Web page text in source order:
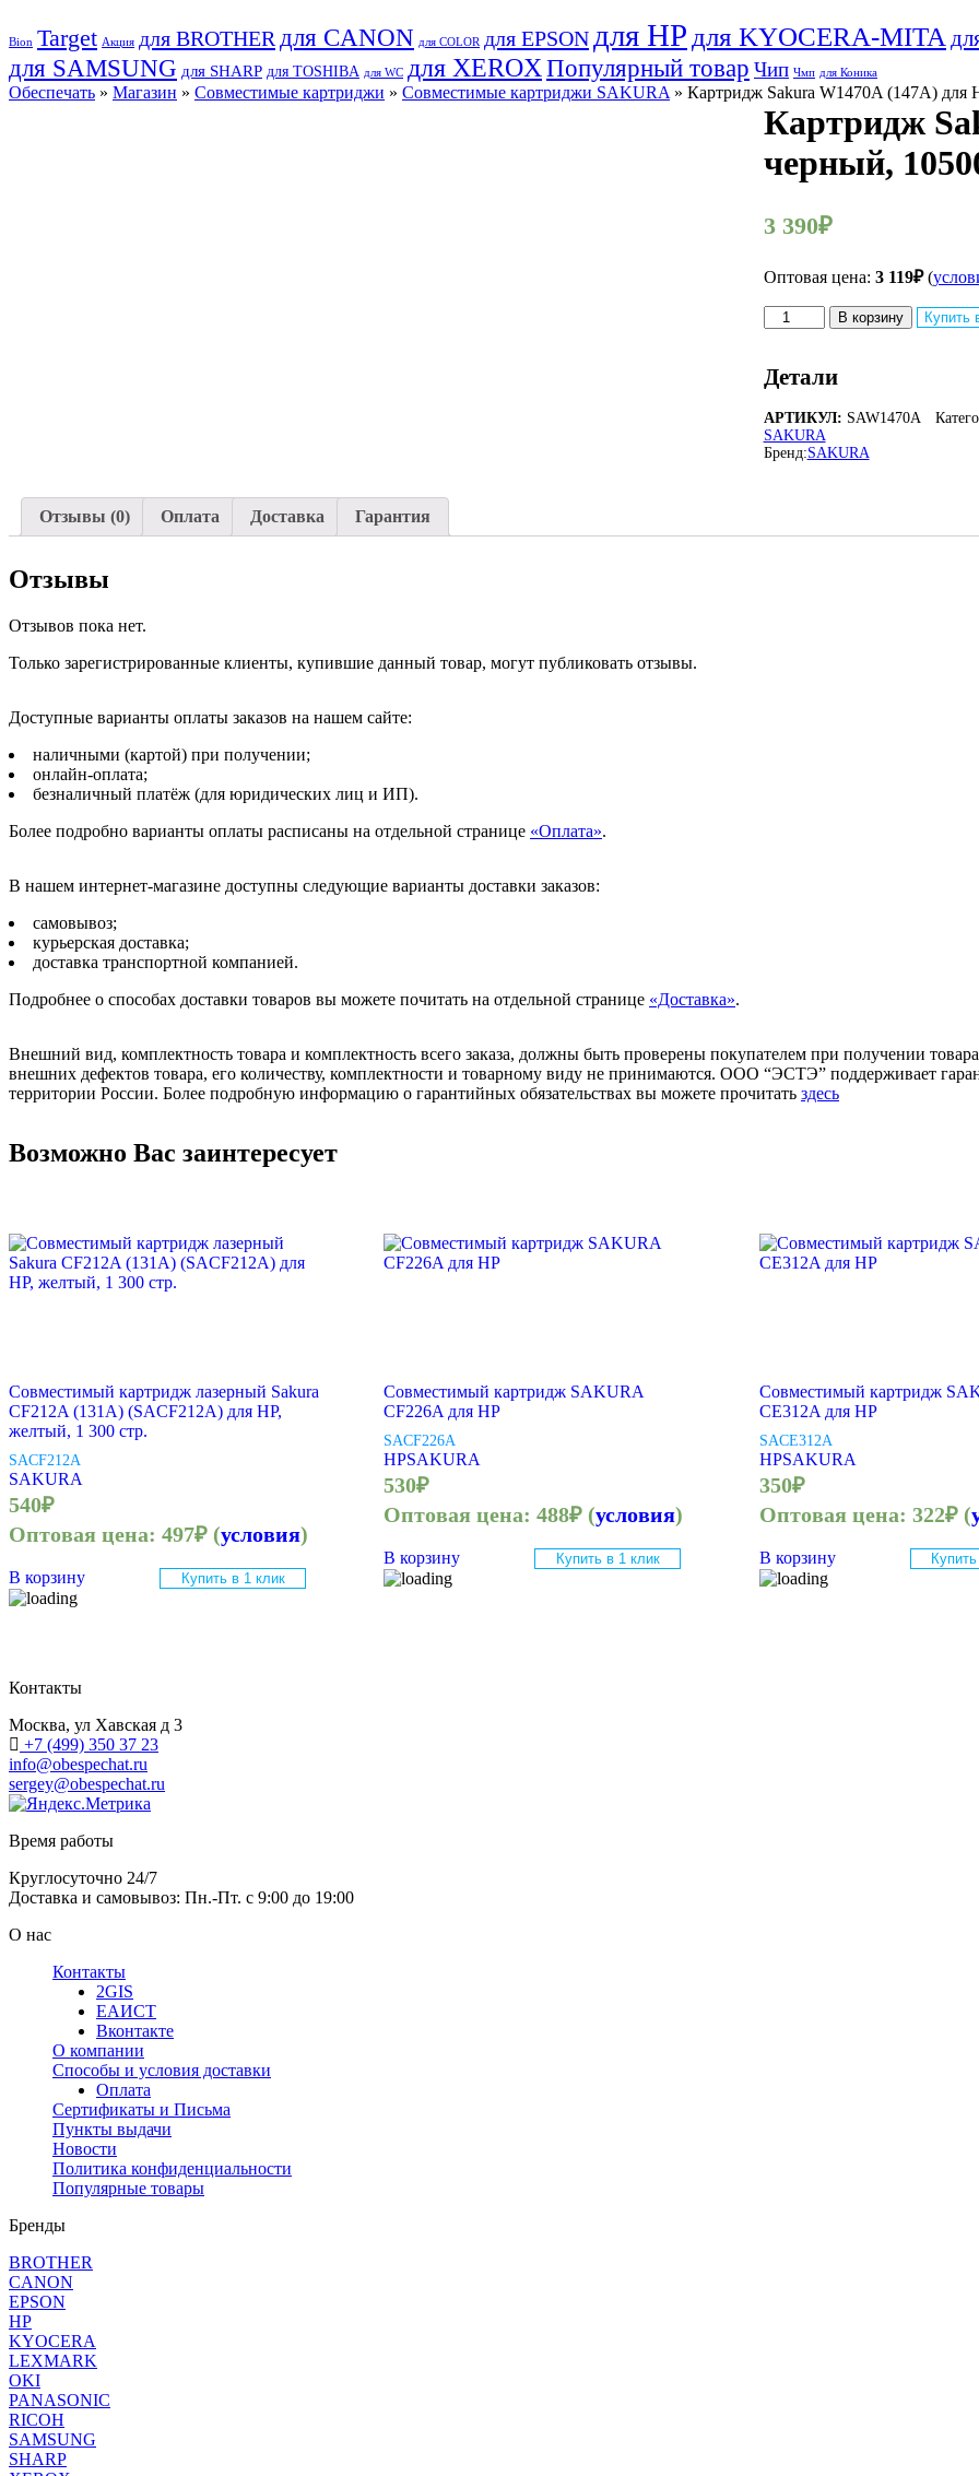
Bion Target Акция для BROTHER для CANON для COLOR для EPSON для HP для KYOCERA-MITA
для SAMSUNG для SHARP для TOSHIBA для WC для XEROX Популярный товар Чип Чмп для Коника
Обеспечать » Магазин » Совместимые картриджи » Совместимые картриджи SAKURA » Картридж Sakura W1470A (147A) для
Картридж
черный,
3 390₽
Оптовая цена: 3 119₽(
Количество
товара
Sakura
W1470A
(147A)
для
HP,
В корзину Купить
Детали
АРТИКУЛ: SAW1470A
SAKURA
Бренд:SAKURA
Отзывы (0) Оплата Доставка Гарантия
Отзывы
Отзывов пока нет.
Только зарегистрированные клиенты, купившие данный товар, могут публиковать отзывы.
Доступные варианты оплаты заказов на нашем сайте:
наличными (картой) при получении;
онлайн-оплата;
безналичный платёж (для юридических лиц и ИП).
Более подробно варианты оплаты расписаны на отдельной странице «Оплата».
В нашем интернет-магазине доступны следующие варианты доставки заказов:
самовывоз;
курьерская доставка;
доставка транспортной компанией.
Подробнее о способах доставки товаров вы можете почитать на отдельной странице «Доставка».
Внешний вид, комплектность товара и комплектность всего заказа, должны быть проверены покупателем при получении
внешних дефектов товара, его количеству, комплектности и товарному виду не принимаются. ООО “ЭСТЭ” поддерживает
территории России. Более подробную информацию о гарантийных обязательствах вы можете прочитать здесь
Возможно Вас заинтересует
Совместимый картридж лазерный Sakura
CF212A (131A) (SACF212A) для HP,
желтый, 1 300 стр.
SACF212A
SAKURA
540₽
Оптовая цена: 497₽ (условия)
В корзину Купить в 1 клик
Совместимый картридж SAKURA
CF226A для HP
SACF226A
HPSAKURA
530₽
Оптовая цена:488₽ (условия)
В корзину Купить в 1 клик
Совместимый картридж
CE312A для HP
SACE312A
HPSAKURA
350₽
Оптовая цена: 322₽(
В корзину
Контакты
Москва, ул Хавская д 3
+7 (499) 350 37 23
info@obespechat.ru
sergey@obespechat.ru
Время работы
Круглосуточно 24/7
Доставка и самовывоз: Пн.-Пт. с 9:00 до 19:00
О нас
Контакты
2GIS
ЕАИСТ
Вконтакте
О компании
Способы и условия доставки
Оплата
Сертификаты и Письма
Пункты выдачи
Новости
Политика конфиденциальности
Популярные товары
Бренды
BROTHER
CANON
EPSON
HP
KYOCERA
LEXMARK
OKI
PANASONIC
RICOH
SAMSUNG
SHARP